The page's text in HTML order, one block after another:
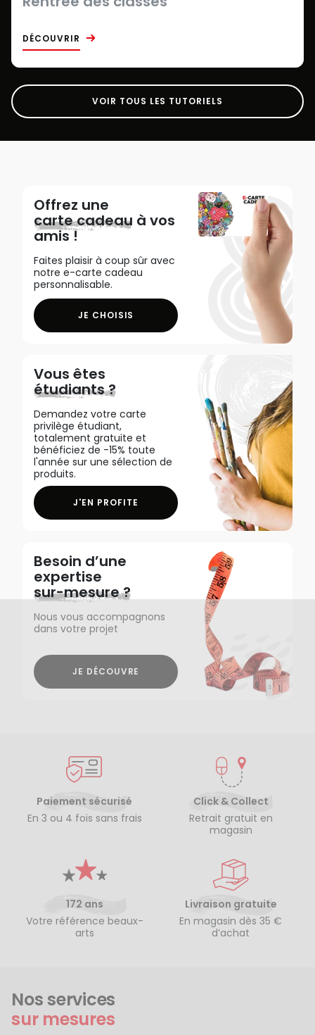
DÉCOUVRIR
VOIR TOUS LES TUTORIELS
Offrez une
carte cadeau à vos
amis !
Faites plaisir à coup sûr avec
notre e-carte cadeau
personnalisable.
JE CHOISIS
Vous êtes
étudiants ?
Demandez votre carte
privilège étudiant,
totalement gratuite et
bénéficiez de -15% toute
l'année sur une sélection de
produits.
J'EN PROFITE
Besoin d’une
expertise
sur-mesure ?
Nous vous accompagnons
dans votre projet
JE DÉCOUVRE
Paiement sécurisé
En 3 ou 4 fois sans frais
Click & Collect
Retrait gratuit en
magasin
172 ans
Votre référence beaux-
arts
Livraison gratuite
En magasin dès 35 €
d’achat
Nos services
sur mesures